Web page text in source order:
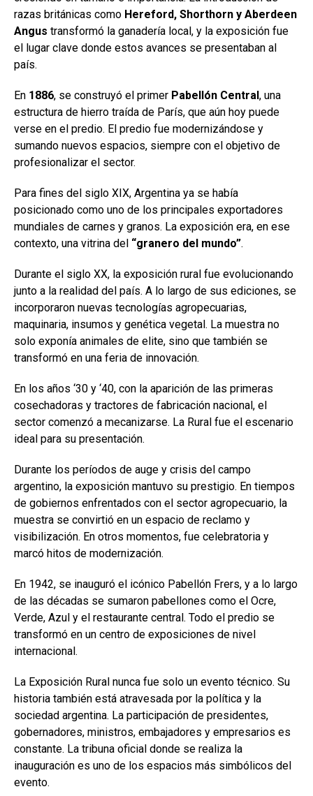
razas británicas como Hereford, Shorthorn y Aberdeen
Angus transformó la ganadería local, y la exposición fue
el lugar clave donde estos avances se presentaban al
país.
En 1886, se construyó el primer Pabellón Central, una
estructura de hierro traída de París, que aún hoy puede
verse en el predio. El predio fue modernizándose y
sumando nuevos espacios, siempre con el objetivo de
profesionalizar el sector.
Para fines del siglo XIX, Argentina ya se había
posicionado como uno de los principales exportadores
mundiales de carnes y granos. La exposición era, en ese
contexto, una vitrina del “granero del mundo”.
Durante el siglo XX, la exposición rural fue evolucionando
junto a la realidad del país. A lo largo de sus ediciones, se
incorporaron nuevas tecnologías agropecuarias,
maquinaria, insumos y genética vegetal. La muestra no
solo exponía animales de elite, sino que también se
transformó en una feria de innovación.
En los años ‘30 y ‘40, con la aparición de las primeras
cosechadoras y tractores de fabricación nacional, el
sector comenzó a mecanizarse. La Rural fue el escenario
ideal para su presentación.
Durante los períodos de auge y crisis del campo
argentino, la exposición mantuvo su prestigio. En tiempos
de gobiernos enfrentados con el sector agropecuario, la
muestra se convirtió en un espacio de reclamo y
visibilización. En otros momentos, fue celebratoria y
marcó hitos de modernización.
En 1942, se inauguró el icónico Pabellón Frers, y a lo largo
de las décadas se sumaron pabellones como el Ocre,
Verde, Azul y el restaurante central. Todo el predio se
transformó en un centro de exposiciones de nivel
internacional.
La Exposición Rural nunca fue solo un evento técnico. Su
historia también está atravesada por la política y la
sociedad argentina. La participación de presidentes,
gobernadores, ministros, embajadores y empresarios es
constante. La tribuna oficial donde se realiza la
inauguración es uno de los espacios más simbólicos del
evento.